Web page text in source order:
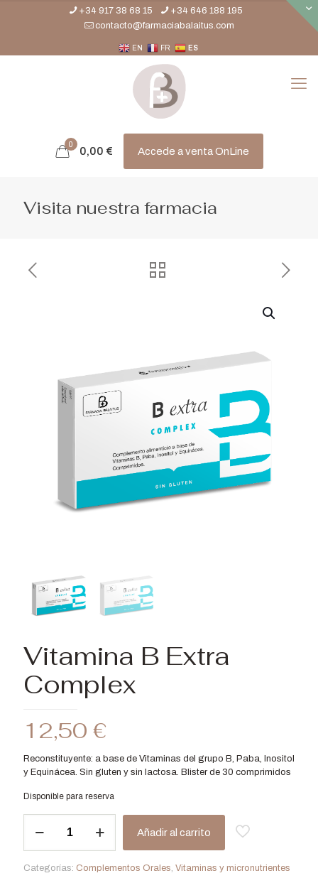
+34 917 38 68 15
+34 646 188 195
contacto@farmaciabalaitus.com
EN FR ES
0
0,00 € Accede a venta OnLine
Visita nuestra farmacia
Vitamina B Extra
Complex
12,50 €
Reconstituyente: a base de Vitaminas del grupo B, Paba, Inositol
y Equinácea. Sin gluten y sin lactosa. Blister de 30 comprimidos
Disponible para reserva
cantidad
Añadir al carrito
Categorías: Complementos Orales Vitaminas y micronutrientes